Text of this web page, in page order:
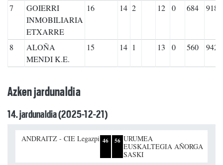
7
GOIERRI
INMOBILIARIA
ETXARRE
16 14 2 12 0 684 918
8
ALOÑA
MENDI K.E.
15 14 1 13 0 560 942
Azken jardunaldia
14. jardunaldia (2025-12-21)
ANDRAITZ - CIE Legazpi 46 56 URUMEA
EUSKALTEGIA AÑORGA
SASKI